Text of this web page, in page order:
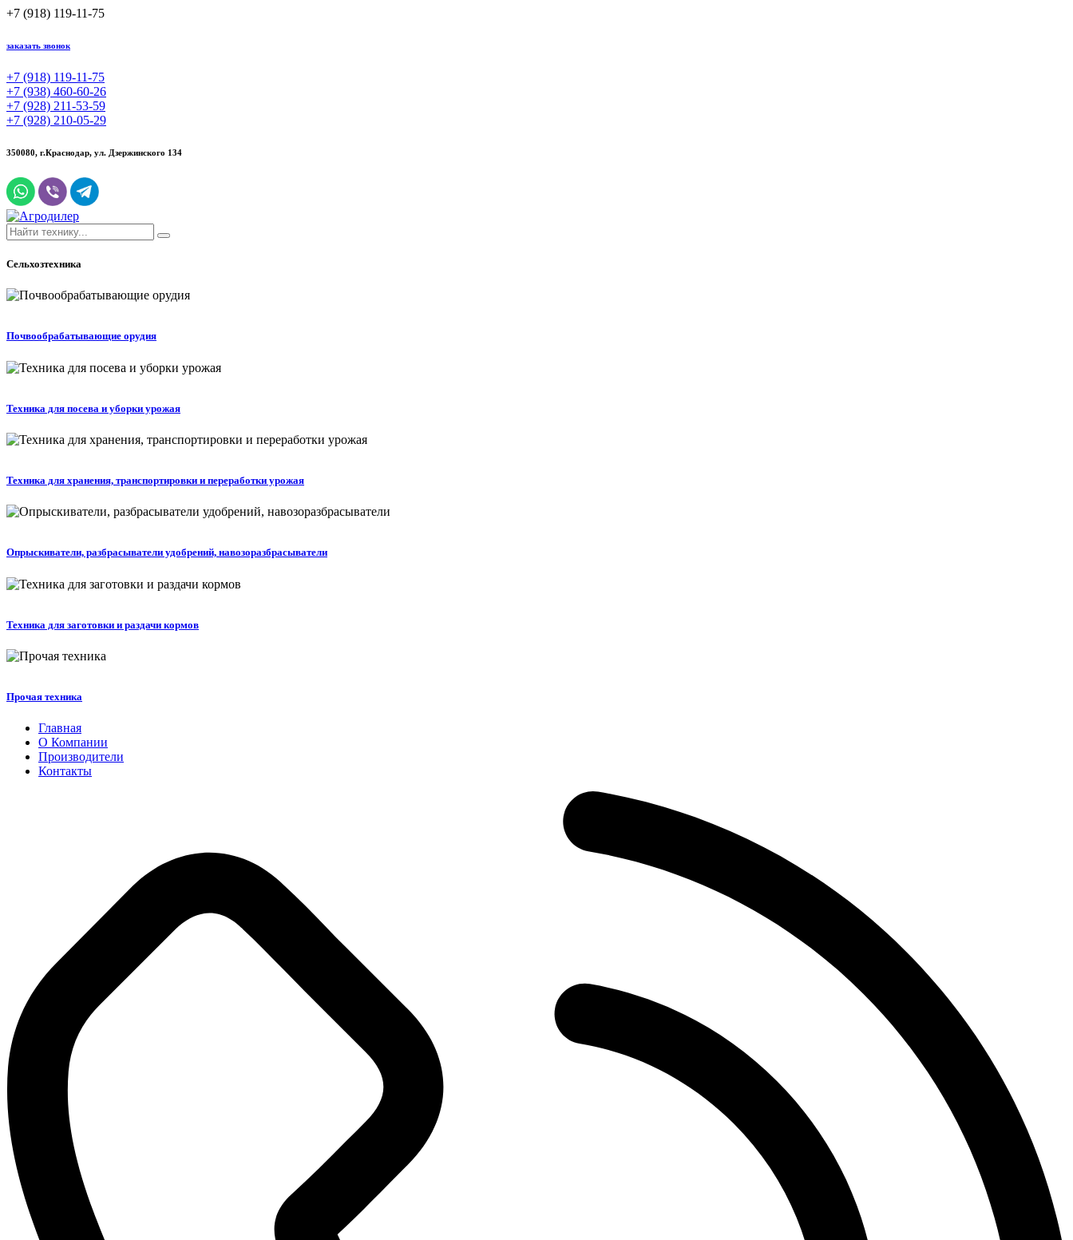
+7 (918) 119-11-75
заказать звонок
+7 (918) 119-11-75
+7 (938) 460-60-26
+7 (928) 211-53-59
+7 (928) 210-05-29
350080, г.Краснодар, ул. Дзержинского 134
Сельхозтехника
Почвообрабатывающие орудия
Техника для посева и уборки урожая
Техника для хранения, транспортировки и переработки урожая
Опрыскиватели, разбрасыватели удобрений, навозоразбрасыватели
Техника для заготовки и раздачи кормов
Прочая техника
Главная
О Компании
Производители
Контакты